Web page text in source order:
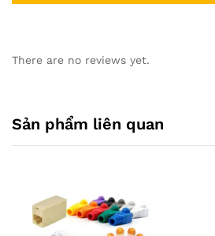
There are no reviews yet.
Sản phẩm liên quan